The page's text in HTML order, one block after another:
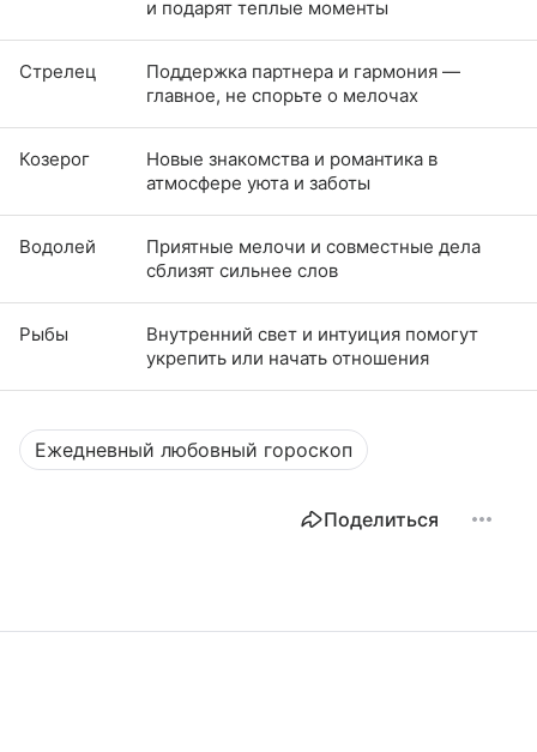
и подарят теплые моменты
Стрелец
Поддержка партнера и гармония —
главное, не спорьте о мелочах
Козерог
Новые знакомства и романтика в
атмосфере уюта и заботы
Водолей
Приятные мелочи и совместные дела
сблизят сильнее слов
Рыбы
Внутренний свет и интуиция помогут
укрепить или начать отношения
Ежедневный любовный гороскоп
Поделиться